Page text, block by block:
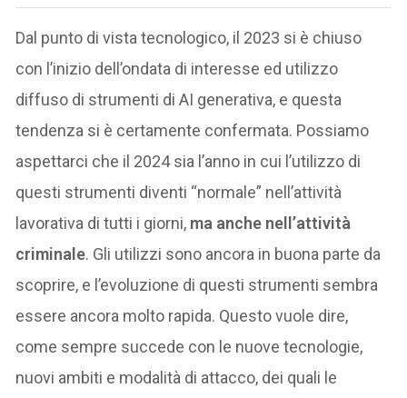
Dal punto di vista tecnologico, il 2023 si è chiuso
con l’inizio dell’ondata di interesse ed utilizzo
diffuso di strumenti di AI generativa, e questa
tendenza si è certamente confermata. Possiamo
aspettarci che il 2024 sia l’anno in cui l’utilizzo di
questi strumenti diventi “normale” nell’attività
lavorativa di tutti i giorni, ma anche nell’attività
criminale. Gli utilizzi sono ancora in buona parte da
scoprire, e l’evoluzione di questi strumenti sembra
essere ancora molto rapida. Questo vuole dire,
come sempre succede con le nuove tecnologie,
nuovi ambiti e modalità di attacco, dei quali le